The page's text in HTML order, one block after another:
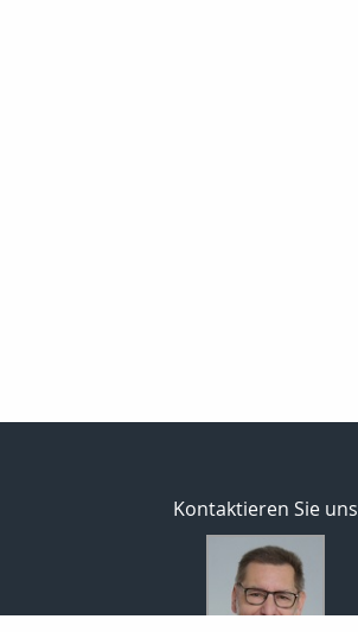
Kontaktieren Sie uns